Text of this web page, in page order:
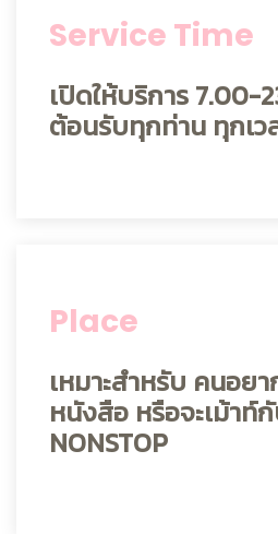
Service Time
เปิดให้บริการ 7.00-
ต้อนรับทุกท่าน ทุกเว
Place
เหมาะสำหรับ คนอย
หนังสือ หรือจะเม้า
NONSTOP